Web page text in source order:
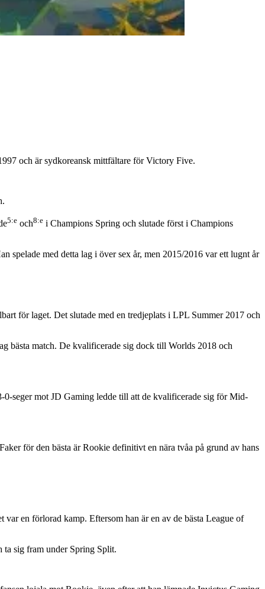
och är sydkoreansk mittfältare för Victory Five.
5:e och8:e i Champions Spring och slutade först i Champions
spelade med detta lag i över sex år, men 2015/2016 var ett lugnt år
för laget. Det slutade med en tredjeplats i LPL Summer 2017 och
bästa match. De kvalificerade sig dock till Worlds 2018 och
0-seger mot JD Gaming ledde till att de kvalificerade sig för Mid-
för den bästa är Rookie definitivt en nära tvåa på grund av hans
en förlorad kamp. Eftersom han är en av de bästa League of
ta sig fram under Spring Split.